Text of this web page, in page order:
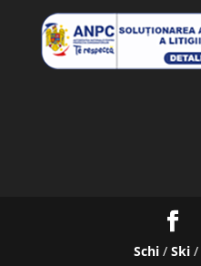
Schi/ Ski/